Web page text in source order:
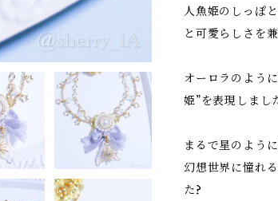
人魚姫のしっぽ
と可愛らしさを
オーロラのよう
姫”を表現しまし
まるで星のよう
幻想世界に憧れ
た?